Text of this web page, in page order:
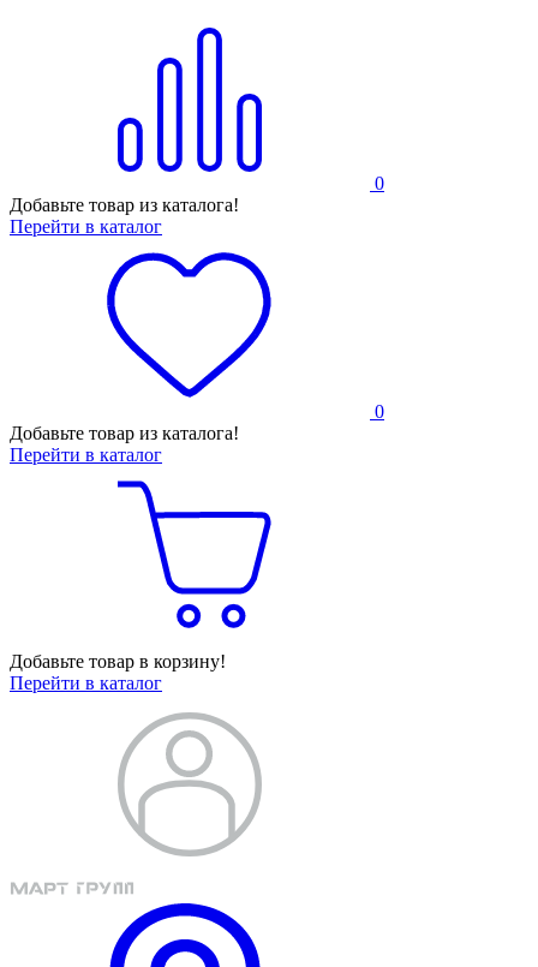
0
Добавьте товар из каталога!
Перейти в каталог
0
Добавьте товар из каталога!
Перейти в каталог
Добавьте товар в корзину!
Перейти в каталог